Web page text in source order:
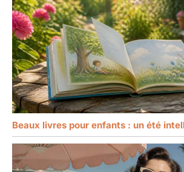
Beaux livres pour enfants : un été